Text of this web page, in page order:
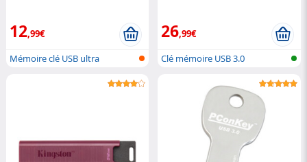
12,99€
Mémoire clé USB ultra
26,99€
Clé mémoire USB 3.0